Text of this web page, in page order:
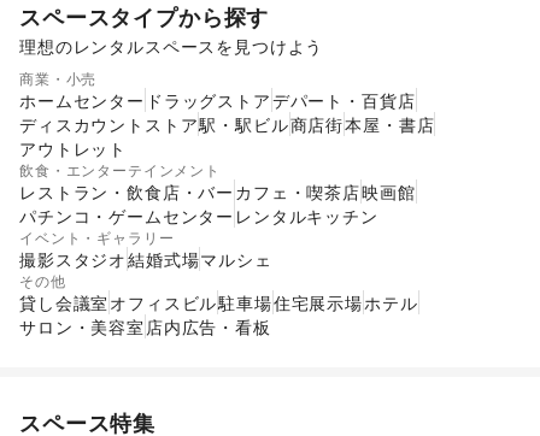
スペースタイプから探す
理想のレンタルスペースを見つけよう
ショッピングモール
ギャラリー・貸し画廊
商業・小売
ホームセンター ドラッグストアデパート・百貨店
ディスカウントストア駅・駅ビル商店街本屋・書店
アウトレット
飲食・エンターテインメント
レストラン・飲食店・バー カフェ・喫茶店映画館
パチンコ・ゲームセンター レンタルキッチン
イベント・ギャラリー
撮影スタジオ結婚式場マルシェ
その他
貸し会議室 オフィスビル駐車場住宅展示場ホテル
サロン・美容室 店内広告・看板
スペース特集